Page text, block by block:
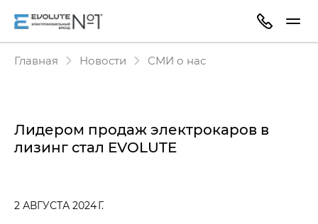
Главная Новости СМИ о нас
Лидером продаж электрокаров в
лизинг стал EVOLUTE
2 АВГУСТА 2024 Г.